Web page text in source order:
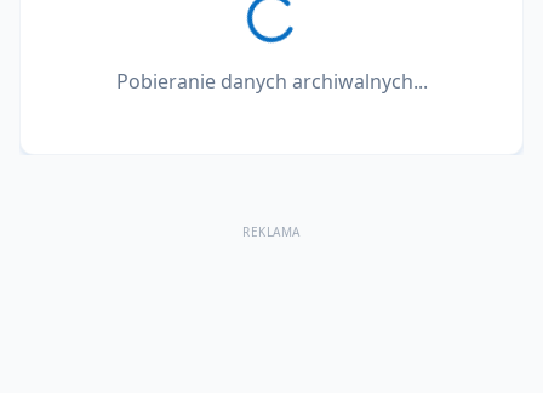
Pobieranie danych archiwalnych...
REKLAMA